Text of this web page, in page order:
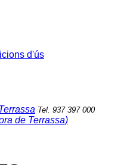
d'ús
Tel. 937 397 000
de Terrassa)